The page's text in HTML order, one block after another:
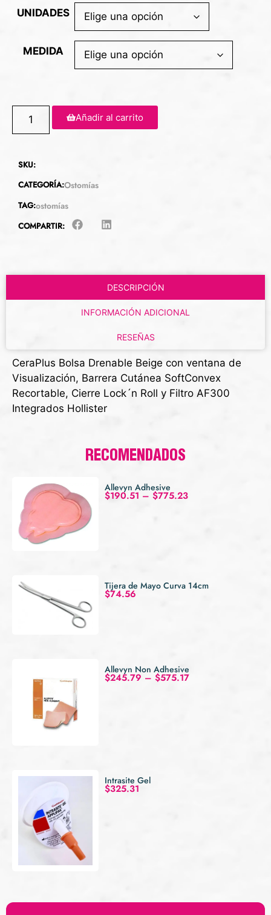
UNIDADES
MEDIDA
Añadir al carrito
SKU:
CATEGORÍA:Ostomías
TAG:ostomías
COMPARTIR:
DESCRIPCIÓN
INFORMACIÓN ADICIONAL
RESEÑAS
CeraPlus Bolsa Drenable Beige con ventana de
Visualización, Barrera Cutánea SoftConvex
Recortable, Cierre Lock´n Roll y Filtro AF300
Integrados Hollister
RECOMENDADOS
Allevyn Adhesive
$190.51 – $775.23
Tijera de Mayo Curva 14cm
$74.56
Allevyn Non Adhesive
$245.79 – $575.17
Intrasite Gel
$325.31